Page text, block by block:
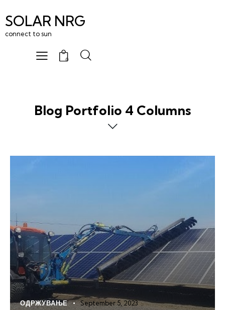
SOLAR NRG
connect to sun
0
Blog Portfolio 4 Columns
ОДРЖУВАЊЕ September 5, 2023